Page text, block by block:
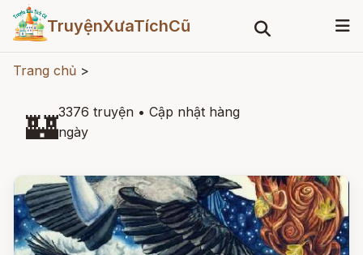
TruyệnXưaTíchCũ
Trang chủ >
🏰3376 truyện • Cập nhật hàng
ngày